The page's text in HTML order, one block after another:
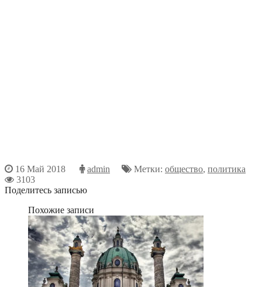
16 Май 2018 admin Метки: общество, политика
3103
Поделитесь записью
Похожие записи